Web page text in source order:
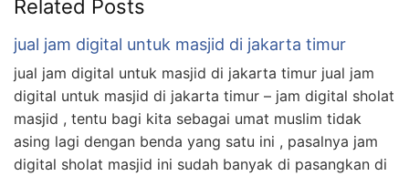
Related Posts
jual jam digital untuk masjid di jakarta timur
jual jam digital untuk masjid di jakarta timur jual jam
digital untuk masjid di jakarta timur – jam digital sholat
masjid , tentu bagi kita sebagai umat muslim tidak
asing lagi dengan benda yang satu ini , pasalnya jam
digital sholat masjid ini sudah banyak di pasangkan di